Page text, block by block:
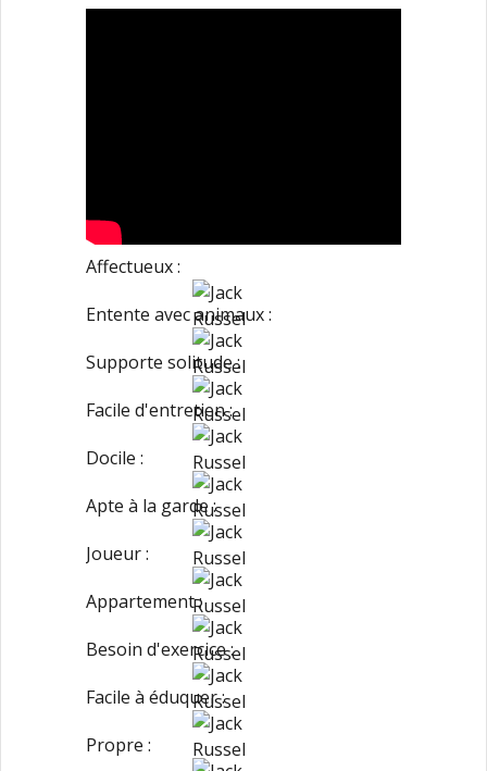
Affectueux :
Entente avec animaux :
Supporte solitude :
Facile d'entretien :
Docile :
Apte à la garde :
Joueur :
Appartement :
Besoin d'exercice :
Facile à éduquer :
Propre :